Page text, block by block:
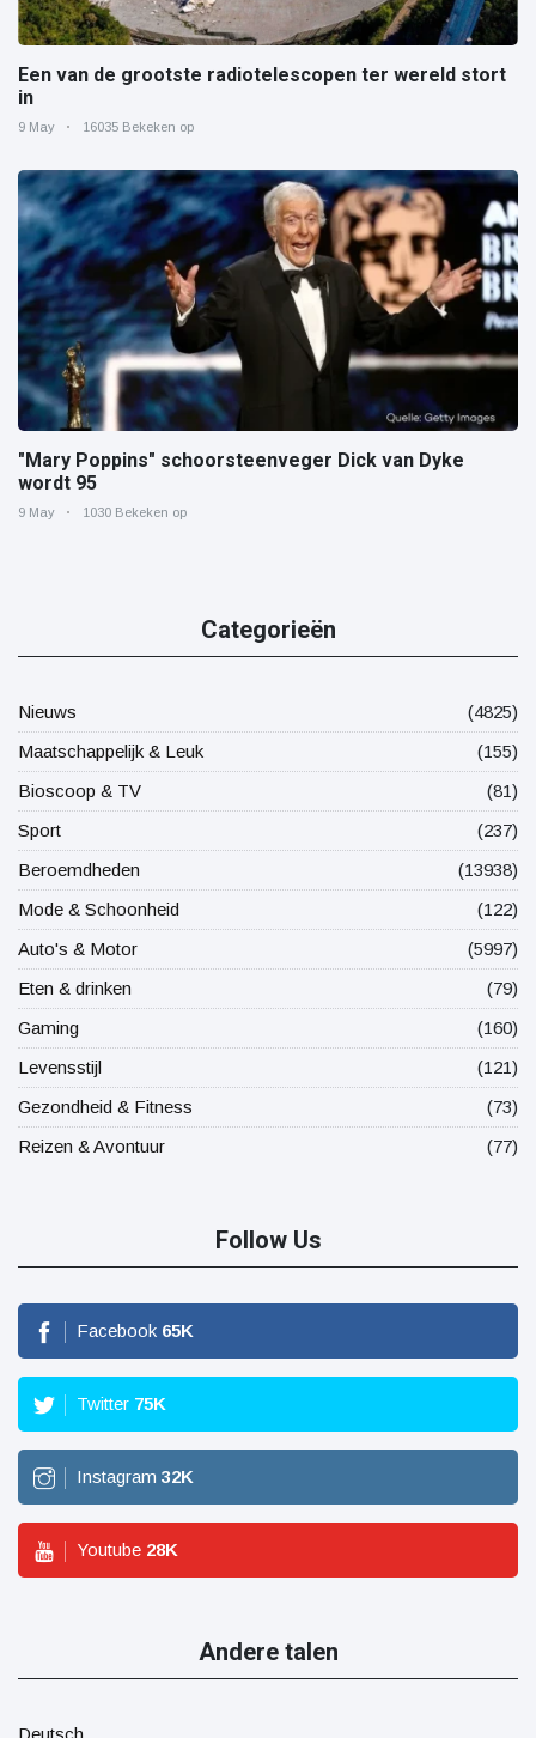
Een van de grootste radiotelescopen ter wereld stort
in
9 May 16035 Bekeken op
"Mary Poppins" schoorsteenveger Dick van Dyke
wordt 95
9 May 1030 Bekeken op
Categorieën
Nieuws
(4825)
Maatschappelijk & Leuk
(155)
Bioscoop & TV
(81)
Sport
(237)
Beroemdheden
(13938)
Mode & Schoonheid
(122)
Auto's & Motor
(5997)
Eten & drinken
(79)
Gaming
(160)
Levensstijl
(121)
Gezondheid & Fitness
(73)
Reizen & Avontuur
(77)
Follow Us
Facebook 65K
Twitter 75K
Instagram 32K
Youtube 28K
Andere talen